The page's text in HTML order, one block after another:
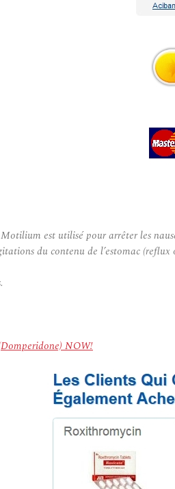
est utilisé pour arrêter les
du contenu de l’estomac (reflux
NOW!